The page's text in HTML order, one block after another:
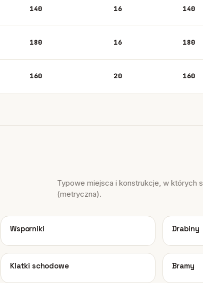
140 16 140
180 16 180
160 20 160
Typowe miejsca i konstrukcje, w których
(metryczna).
03
Wsporniki 04
Drabiny
07
Klatki schodowe 08
Bramy